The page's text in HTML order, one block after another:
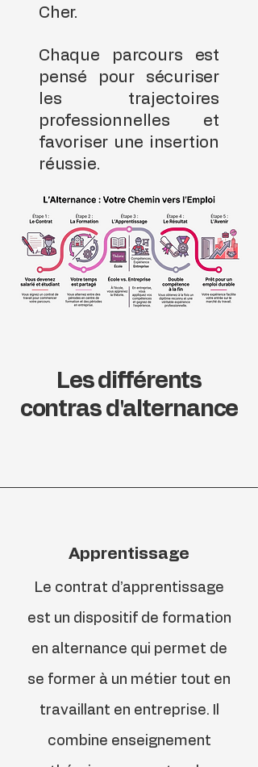
Cher.
Chaque parcours est
pensé pour sécuriser
les trajectoires
professionnelles et
favoriser une insertion
réussie.
Les différents
contras d'alternance
Apprentissage
Le contrat d’apprentissage
est un dispositif de formation
en alternance qui permet de
se former à un métier tout en
travaillant en entreprise. Il
combine enseignement